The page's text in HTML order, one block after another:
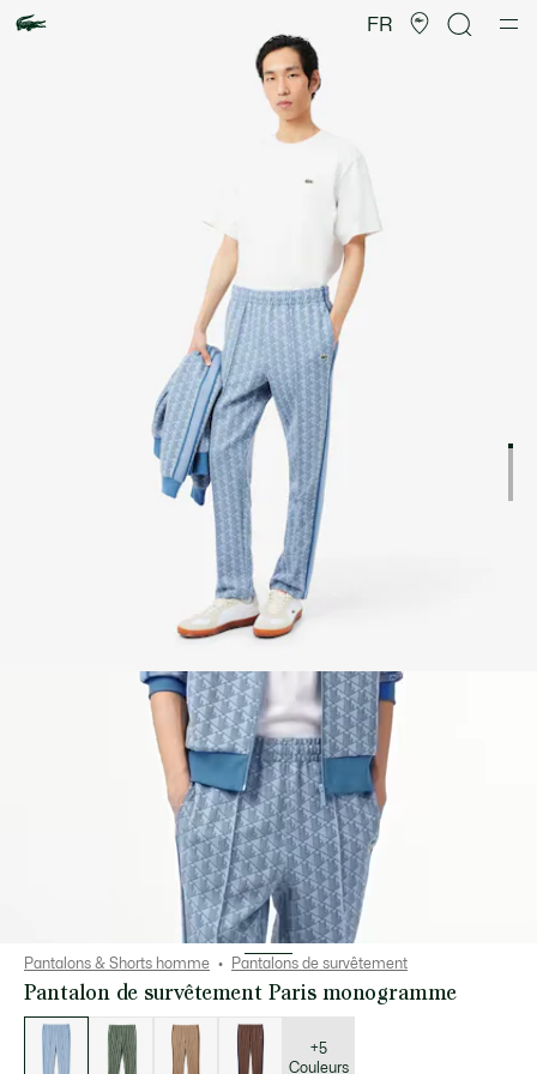
FR
d’images
produit
Pantalons & Shorts homme Pantalons de survêtement
Pantalon de survêtement Paris monogramme
Liste
des
déclinaisons
+5
Couleurs